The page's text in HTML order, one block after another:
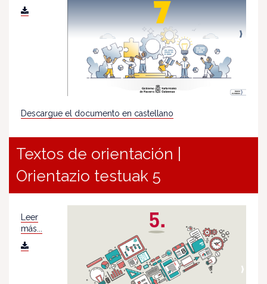
Descargue el documento en castellano
Textos de orientación |
Orientazio testuak 5
Leer
más...